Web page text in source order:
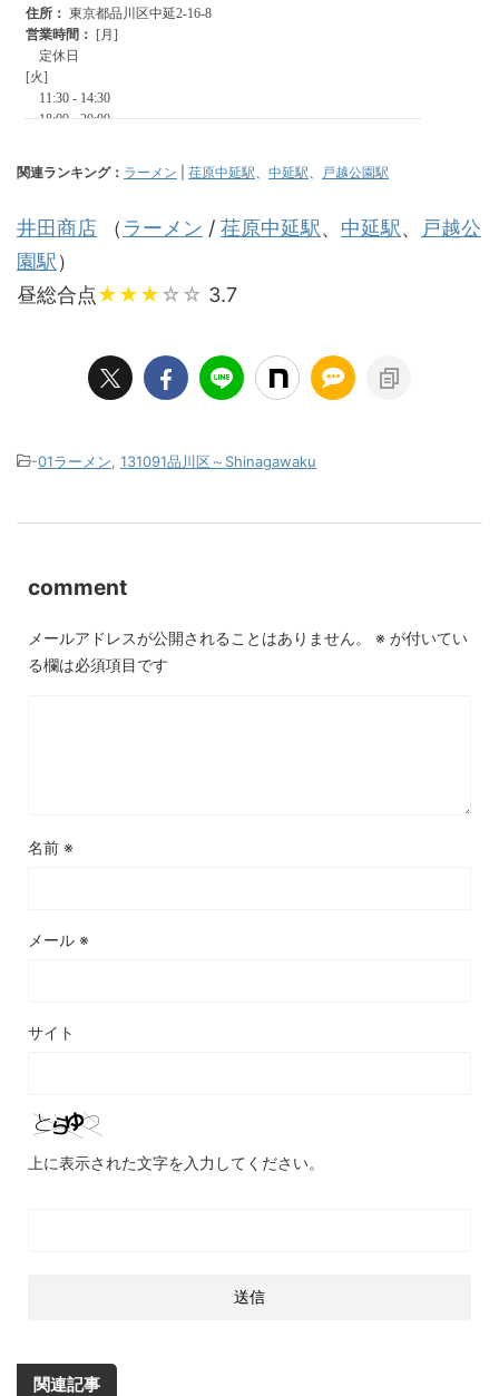
関連ランキング： ラーメン 荏原中延駅 中延駅 戸越公園駅
井田商店 （ ラーメン / 荏原中延駅、 中延駅、
戸越公
園駅 ）
昼総合点★★★☆☆ 3.7
-01ラーメン 131091品川区～Shinagawaku
comment
メールアドレスが公開されることはありません。 ※ が付いてい
る欄は必須項目です
名前 ※
メール ※
サイト
上に表示された文字を入力してください。
関連記事